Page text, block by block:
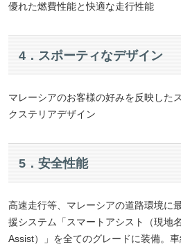
優れた燃費性能と快適な走行性能
4．スポーティなデザイン
マレーシアのお客様の好みを反映した
クステリアデザイン
5．安全性能
高速走行等、マレーシアの道路環境に
援システム「スマートアシスト（現地
Assist）」を全てのグレードに装備。